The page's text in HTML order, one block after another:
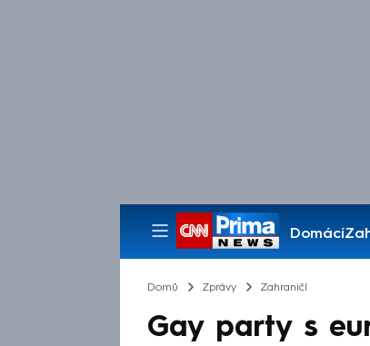
Domácí
Pořady
Domů Zprávy Zahraničí
Gay party s